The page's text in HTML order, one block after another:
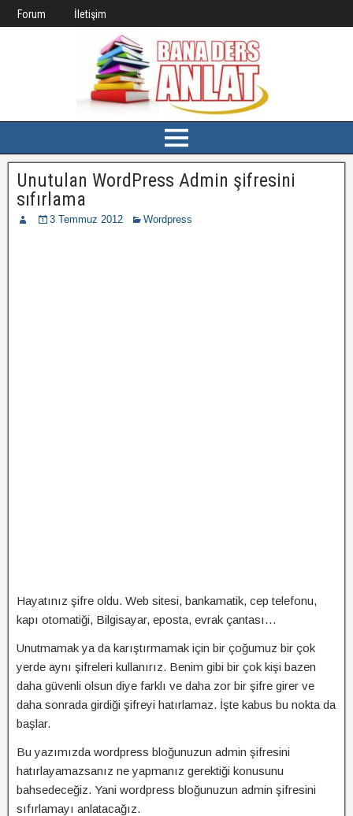
Forum İletişim
Unutulan WordPress Admin şifresini
sıfırlama
3 Temmuz 2012 Wordpress
Hayatınız şifre oldu. Web sitesi, bankamatik, cep telefonu,
kapı otomatiği, Bilgisayar, eposta, evrak çantası…
Unutmamak ya da karıştırmamak için bir çoğumuz bir çok
yerde aynı şifreleri kullanırız. Benim gibi bir çok kişi bazen
daha güvenli olsun diye farklı ve daha zor bir şifre girer ve
daha sonrada girdiği şifreyi hatırlamaz. İşte kabus bu nokta da
başlar.
Bu yazımızda wordpress bloğunuzun admin şifresini
hatırlayamazsanız ne yapmanız gerektiği konusunu
bahsedeceğiz. Yani wordpress bloğunuzun admin şifresini
sıfırlamayı anlatacağız.